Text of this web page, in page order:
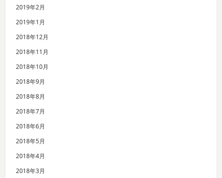
2019年2月
2019年1月
2018年12月
2018年11月
2018年10月
2018年9月
2018年8月
2018年7月
2018年6月
2018年5月
2018年4月
2018年3月